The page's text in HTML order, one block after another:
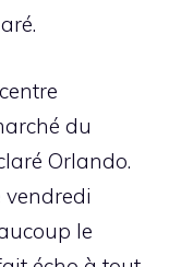
du
Orlando.
vendredi
le